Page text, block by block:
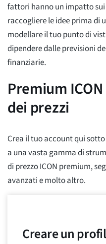
fattori hanno un impatto
raccogliere le idee prima di
modellare il tuo punto di
dipendere dalle previsioni
finanziarie.
Premium
dei prezzi
Crea il tuo account qui
a una vasta gamma di
di prezzo ICON premium,
avanzati e molto altro.
Creare un